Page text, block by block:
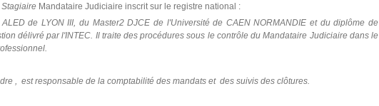
Mandataire Judiciaire inscrit sur le registre national :
de LYON III, du Master2 DJCE de l'Université de CAEN NORMANDIE et du diplôme de
délivré par l'INTEC. Il traite des procédures sous le contrôle du Mandataire Judiciaire dans le
, est responsable de la comptabilité des mandats et des suivis des clôtures.